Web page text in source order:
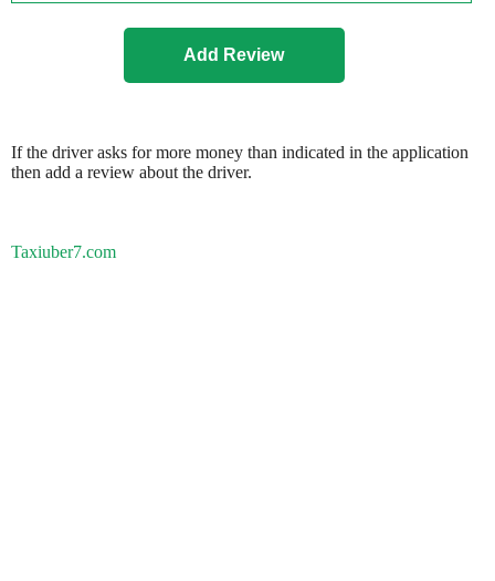
If the driver asks for more money than indicated in the application
then add a review about the driver.
Taxiuber7.com